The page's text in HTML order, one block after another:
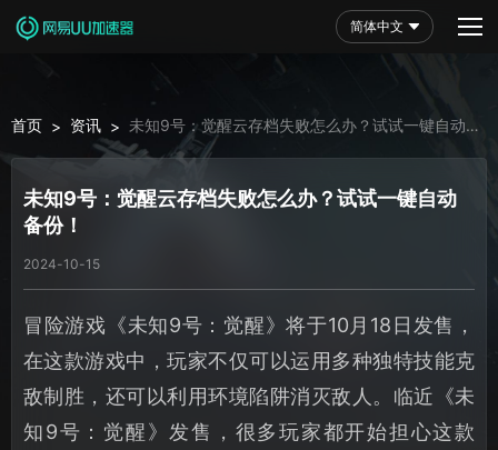
简体中文
首页 > 资讯 > 未知9号：觉醒云存档失败怎么办？试试一键自动
备份！
未知9号：觉醒云存档失败怎么办？试试一键自动
备份！
2024-10-15
冒险游戏《未知9号：觉醒》将于10月18日发售，
在这款游戏中，玩家不仅可以运用多种独特技能克
敌制胜，还可以利用环境陷阱消灭敌人。临近《未
知9号：觉醒》发售，很多玩家都开始担心这款